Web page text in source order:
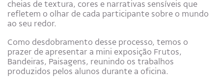
cheias de textura, cores e narrativas sensíveis que
refletem o olhar de cada participante sobre o mundo
ao seu redor.
Como desdobramento desse processo, temos o
prazer de apresentar a mini exposição Frutos,
Bandeiras, Paisagens, reunindo os trabalhos
produzidos pelos alunos durante a oficina.